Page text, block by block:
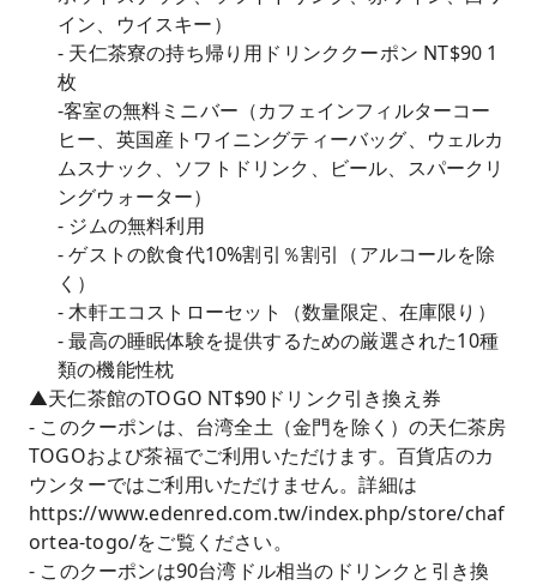
イン、ウイスキー）
- 天仁茶寮の持ち帰り用ドリンククーポン NT$90 1
枚
-客室の無料ミニバー（カフェインフィルターコー
ヒー、英国産トワイニングティーバッグ、ウェルカ
ムスナック、ソフトドリンク、ビール、スパークリ
ングウォーター）
- ジムの無料利用
- ゲストの飲食代10%割引％割引（アルコールを除
く）
- 木軒エコストローセット（数量限定、在庫限り）
- 最高の睡眠体験を提供するための厳選された10種
類の機能性枕
▲天仁茶館のTOGO NT$90ドリンク引き換え券
- このクーポンは、台湾全土（金門を除く）の天仁茶房
TOGOおよび茶福でご利用いただけます。百貨店のカ
ウンターではご利用いただけません。詳細は
https://www.edenred.com.tw/index.php/store/chaf
ortea-togo/をご覧ください。
- このクーポンは90台湾ドル相当のドリンクと引き換